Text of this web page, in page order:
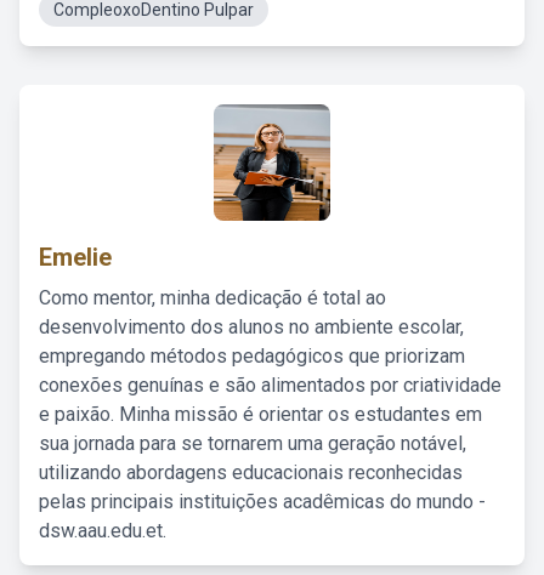
CompleoxoDentino Pulpar
Emelie
Como mentor, minha dedicação é total ao
desenvolvimento dos alunos no ambiente escolar,
empregando métodos pedagógicos que priorizam
conexões genuínas e são alimentados por criatividade
e paixão. Minha missão é orientar os estudantes em
sua jornada para se tornarem uma geração notável,
utilizando abordagens educacionais reconhecidas
pelas principais instituições acadêmicas do mundo -
dsw.aau.edu.et.